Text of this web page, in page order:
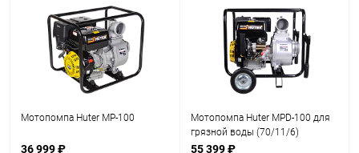
Мотопомпа Huter MP-100
36 999 ₽
Мотопомпа Huter MPD-100 для
грязной воды (70/11/6)
55 399 ₽